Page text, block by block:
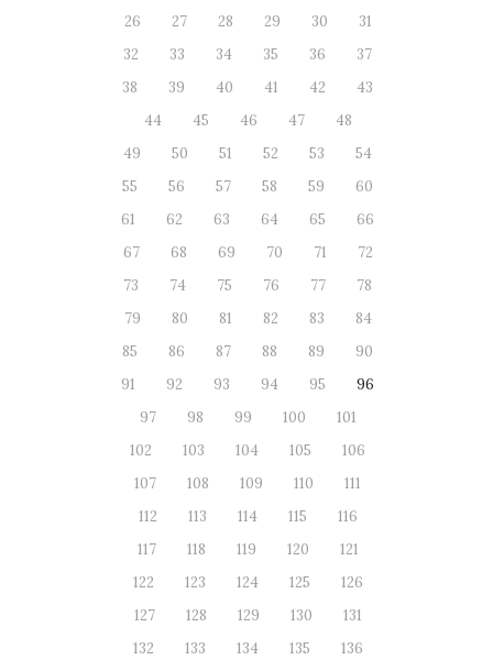
26
27 28 29 30
31
32
33 34 35 36
37
38
39 40 41 42
43
44
45 46 47
48
49
50 51 52 53
54
55
56 57 58 59
60
61
62 63 64 65
66
67
68 69 70 71
72
73
74 75 76 77
78
79
80 81 82 83
84
85
86 87 88 89
90
91
92 93 94 95
96
97
98 99 100
101
102
103 104 105
106
107
108 109 110
111
112
113 114 115
116
117
118 119 120
121
122
123 124 125
126
127
128 129 130
131
132
133 134 135
136